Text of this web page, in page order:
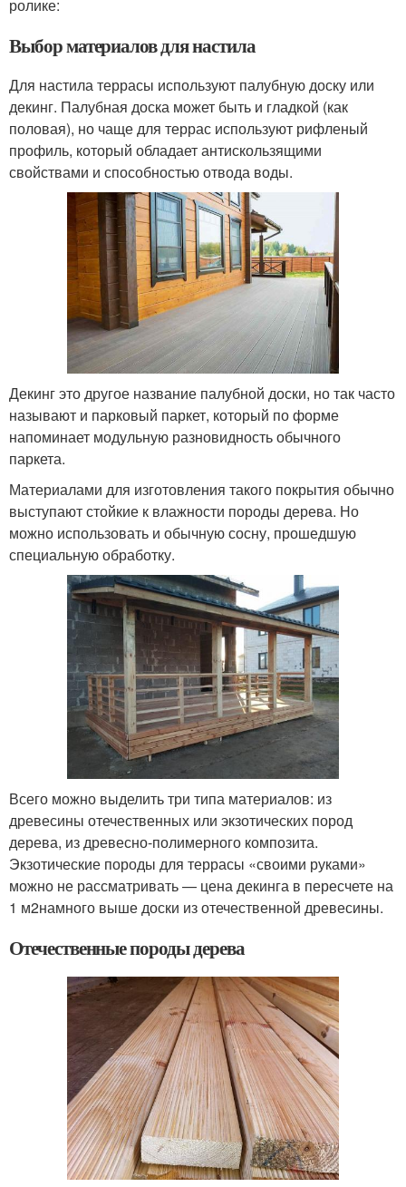
ролике:
Выбор материалов для настила
Для настила террасы используют палубную доску или
декинг. Палубная доска может быть и гладкой (как
половая), но чаще для террас используют рифленый
профиль, который обладает антискользящими
свойствами и способностью отвода воды.
Декинг это другое название палубной доски, но так часто
называют и парковый паркет, который по форме
напоминает модульную разновидность обычного
паркета.
Материалами для изготовления такого покрытия обычно
выступают стойкие к влажности породы дерева. Но
можно использовать и обычную сосну, прошедшую
специальную обработку.
Всего можно выделить три типа материалов: из
древесины отечественных или экзотических пород
дерева, из древесно-полимерного композита.
Экзотические породы для террасы «своими руками»
можно не рассматривать — цена декинга в пересчете на
1 м2намного выше доски из отечественной древесины.
Отечественные породы дерева